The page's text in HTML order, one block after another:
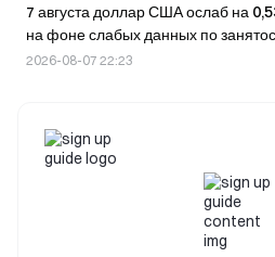
7 августа доллар США ослаб на
на фоне слабых данных по
повышения ставки ФРС.
2026-08-07 22:23